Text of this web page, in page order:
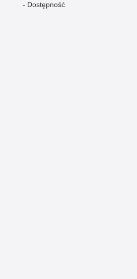
- Dostępność